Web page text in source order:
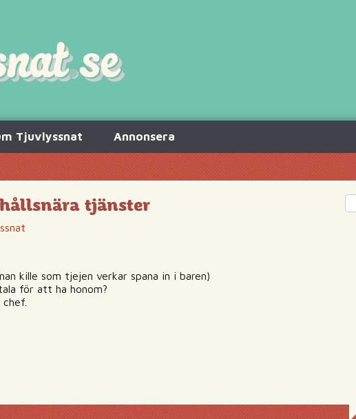
Tjuvlyssnat Annonsera
tjänster
kille som tjejen verkar spana in i baren)
för att ha honom?